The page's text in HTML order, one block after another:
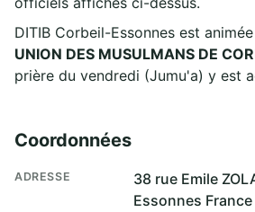
DITIB Corbeil-Essonnes est
UNION DES MUSULMANS DE
prière du vendredi (Jumu'a) y est
Coordonnées
ADRESSE
38 rue Emile
Essonnes France